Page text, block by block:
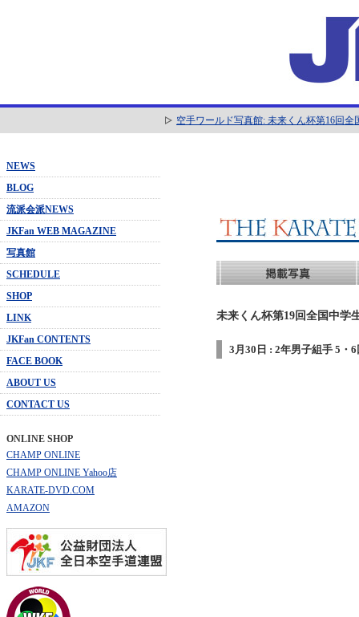
空手ワールド写真館: 未来くん杯第16回
NEWS
BLOG
流派会派NEWS
JKFan WEB MAGAZINE
写真館
SCHEDULE
SHOP
LINK
JKFan CONTENTS
FACE BOOK
ABOUT US
CONTACT US
ONLINE SHOP
CHAMP ONLINE
CHAMP ONLINE Yahoo店
KARATE-DVD.COM
AMAZON
未来くん杯第19回全国中学
3月30日 : 2年男子組手 5・